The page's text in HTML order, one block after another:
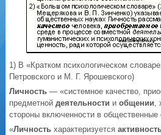
1) В «Кратком психологическом
Петровского и М. Г. Ярошевского)
Личность — «системное качество,
предметнойдеятельности иобщении,
стороны включенности в общественные
«Личность характеризуется